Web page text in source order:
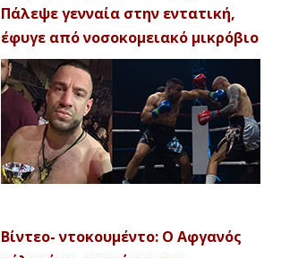
Πάλεψε γενναία στην εντατική,
έφυγε από νοσοκομειακό μικρόβιο
Βίντεο- ντοκουμέντο: Ο Αφγανός